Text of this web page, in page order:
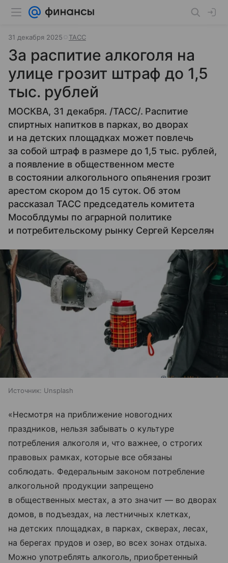
31 декабря 2025 ТАСС
За распитие алкоголя на
улице грозит штраф до 1,5
тыс. рублей
МОСКВА, 31 декабря. /ТАСС/. Распитие
спиртных напитков в парках, во дворах
и на детских площадках может повлечь
за собой штраф в размере до 1,5 тыс. рублей,
а появление в общественном месте
в состоянии алкогольного опьянения грозит
арестом скором до 15 суток. Об этом
рассказал ТАСС председатель комитета
Мособлдумы по аграрной политике
и потребительскому рынку Сергей Керселян
Источник: Unsplash
«Несмотря на приближение новогодних
праздников, нельзя забывать о культуре
потребления алкоголя и, что важнее, о строгих
правовых рамках, которые все обязаны
соблюдать. Федеральным законом потребление
алкогольной продукции запрещено
в общественных местах, а это значит — во дворах
домов, в подъездах, на лестничных клетках,
на детских площадках, в парках, скверах, лесах,
на берегах прудов и озер, во всех зонах отдыха.
Можно употреблять алкоголь, приобретенный